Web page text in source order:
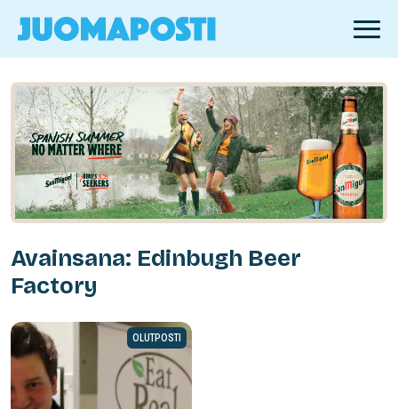
Avainsana: Edinbugh Beer
Factory
OLUTPOSTI